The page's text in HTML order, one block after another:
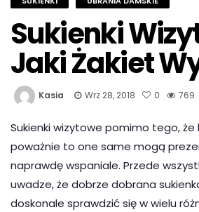
Sukienki
Jaki Żakiet
Kasia Wrz 28, 2018 0 769
Sukienki wizytowe pomimo tego,
poważnie to one same mogą
naprawdę wspaniale. Przede
uwadze, że dobrze dobrana
doskonale sprawdzić się w wielu